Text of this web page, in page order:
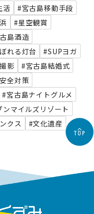
活
#宮古島移動手段
#星空観賞
島酒造
れる灯台
#SUPヨガ
影
#宮古島結婚式
全対策
#宮古島ナイトグルメ
マイルズリゾート
クス #文化遺産
TOP